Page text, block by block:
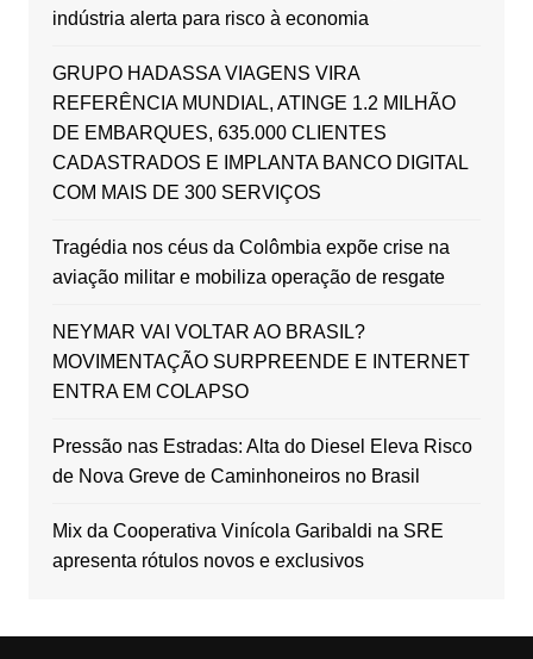
indústria alerta para risco à economia
GRUPO HADASSA VIAGENS VIRA
REFERÊNCIA MUNDIAL, ATINGE 1.2 MILHÃO
DE EMBARQUES, 635.000 CLIENTES
CADASTRADOS E IMPLANTA BANCO DIGITAL
COM MAIS DE 300 SERVIÇOS
Tragédia nos céus da Colômbia expõe crise na
aviação militar e mobiliza operação de resgate
NEYMAR VAI VOLTAR AO BRASIL?
MOVIMENTAÇÃO SURPREENDE E INTERNET
ENTRA EM COLAPSO
Pressão nas Estradas: Alta do Diesel Eleva Risco
de Nova Greve de Caminhoneiros no Brasil
Mix da Cooperativa Vinícola Garibaldi na SRE
apresenta rótulos novos e exclusivos